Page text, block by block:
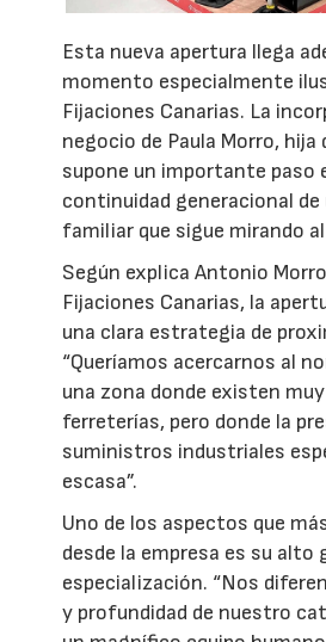
Esta nueva apertura llega
momento especialmente
Fijaciones Canarias. La
negocio de Paula Morro, hija
supone un importante paso
continuidad generacional de
familiar que sigue mirando
Según explica Antonio
Fijaciones Canarias, la
una clara estrategia de
“Queríamos acercarnos al
una zona donde existen
ferreterías, pero donde la
suministros industriales
escasa”.
Uno de los aspectos que
desde la empresa es su alto
especialización. “Nos
y profundidad de nuestro